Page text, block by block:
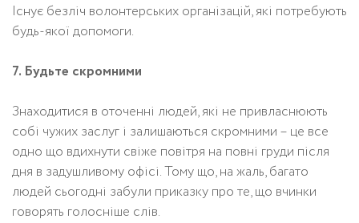
Існує безліч волонтерських організацій, які потребують
будь-якої допомоги.
7. Будьте скромними
Знаходитися в оточенні людей, які не привласнюють
собі чужих заслуг і залишаються скромними – це все
одно що вдихнути свіже повітря на повні груди після
дня в задушливому офісі. Тому що, на жаль, багато
людей сьогодні забули приказку про те, що вчинки
говорять голосніше слів.